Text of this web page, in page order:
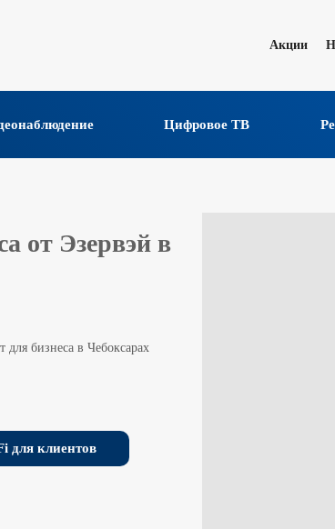
Акции
Цифровое ТВ
от Эзервэй в
бизнеса в Чебоксарах
для клиентов